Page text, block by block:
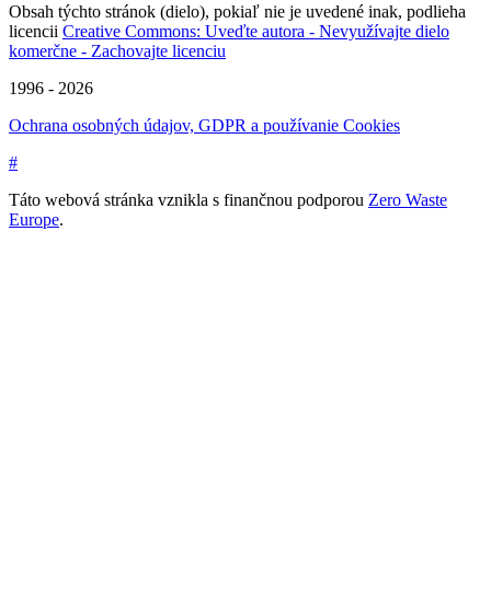
Obsah týchto stránok (dielo), pokiaľ nie je uvedené inak, podlieha
licencii Creative Commons: Uveďte autora - Nevyužívajte dielo
komerčne - Zachovajte licenciu
1996 - 2026
Ochrana osobných údajov, GDPR a používanie Cookies
#
Táto webová stránka vznikla s finančnou podporou Zero Waste
Europe.